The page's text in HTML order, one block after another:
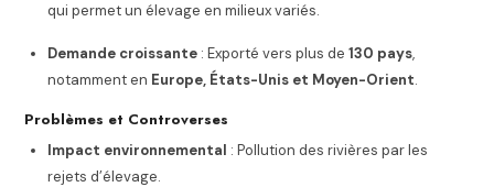
qui permet un élevage en milieux variés.
Demande croissante : Exporté vers plus de130 pays,
notamment en Europe, États-Unis et Moyen-Orient.
Problèmes et Controverses
Impact environnemental : Pollution des rivières par les
rejets d’élevage.